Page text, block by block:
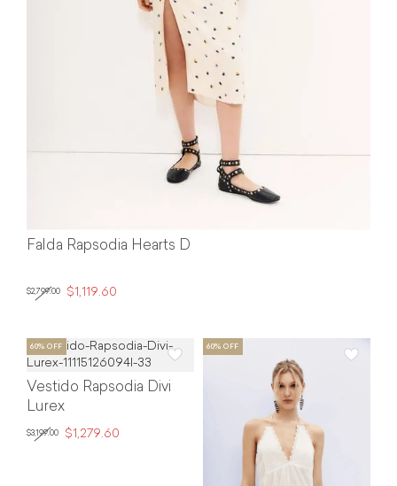
Falda Rapsodia Hearts D
$2,799.00 $1,119.60
Vestido Rapsodia Divi
Lurex
$3,199.00 $1,279.60